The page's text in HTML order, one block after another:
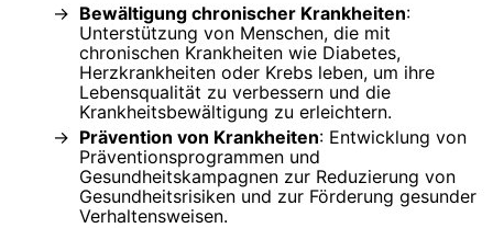
Bewältigung chronischer Krankheiten:
Unterstützung von Menschen, die mit
chronischen Krankheiten wie Diabetes,
Herzkrankheiten oder Krebs leben, um ihre
Lebensqualität zu verbessern und die
Krankheitsbewältigung zu erleichtern.
Prävention von Krankheiten: Entwicklung von
Präventionsprogrammen und
Gesundheitskampagnen zur Reduzierung von
Gesundheitsrisiken und zur Förderung gesunder
Verhaltensweisen.